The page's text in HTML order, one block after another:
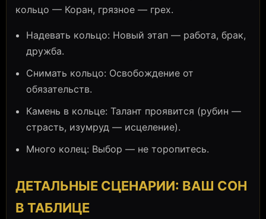
кольцо — Коран, грязное — грех.
Надевать кольцо: Новый этап — работа, брак,
дружба.
Снимать кольцо: Освобождение от
обязательств.
Камень в кольце: Талант проявится (рубин —
страсть, изумруд — исцеление).
Много колец: Выбор — не торопитесь.
ДЕТАЛЬНЫЕ СЦЕНАРИИ: ВАШ СОН
В ТАБЛИЦЕ